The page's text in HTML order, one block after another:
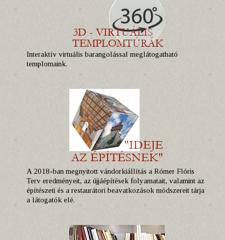
Interaktív virtuális barangolással meglátogatható
templomaink.
A 2018-ban megnyitott vándorkiállítás a Rómer Flóris
Terv eredményeit, az újjáépítések folyamatait, valamint az
építészeti és a restaurátori beavatkozások módszereit tárja
a látogatók elé.